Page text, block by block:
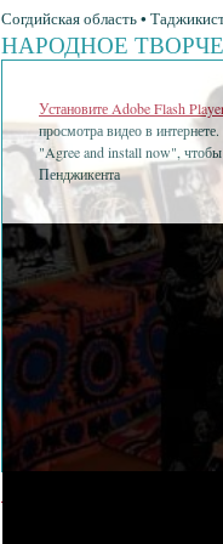
Согдийская область •
НАРОДНОЕ
Установите Adobe Flash
просмотра видео в
"Agree and install now", чтобы
Пенджикента